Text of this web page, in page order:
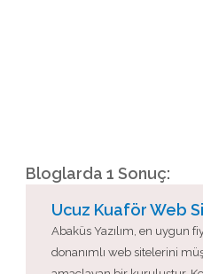
Bloglarda 1 Sonuç:
Ucuz Kuaför Web
Abaküs Yazılım, en uygun
donanımlı web sitelerini